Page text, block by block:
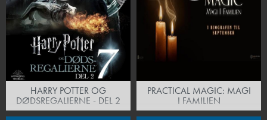
HARRY POTTER OG
DØDSREGALIERNE - DEL 2
PRACTICAL MAGIC: MAGI
I FAMILIEN